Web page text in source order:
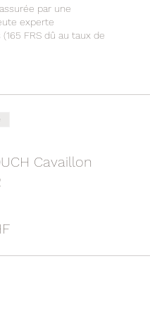
par une
experte
(165 FRS dû au taux de
Cavaillon